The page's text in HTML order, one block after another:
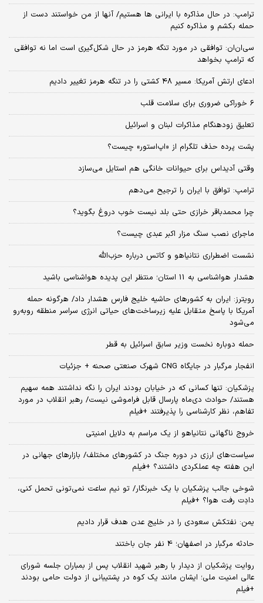
ترامپ: در حال مذاکره با ایرانی ها هستیم/ آنها از من خواستند دست از
حمله بکشم و مذاکره کنیم
سی‌ان‌ان: توافقی در مورد تنگه هرمز در حال شکل‌گیری است اما نه توافقی
که ترامپ بخواهد
ادعای ارتش آمریکا: مسیر ۴۸ کشتی را در تنگه هرمز تغییر دادیم
6 خوراکی ضروری برای سلامت قلب
تعلیق زودهنگام مذاکرات لبنان و اسرائیل
پشت پرده حذف تلگرام از «اپ‌استور» چیست؟
وقتی آدیداس برای حیوانات خانگی هم استایل می‌سازد
ترامپ: توافق با ایران را ترجیح می‌دهم
چرا محمدباقر خرازی حتی بلد نیست خوب دروغ بگوید؟
ماجرای نصب سنگ مزار اکبر عبدی چیست؟
نشست اضطراری نتانیاهو و کاتس درباره حزب‌الله
هشدار هواشناسی به 11 استان؛ منتظر این پدیده هواشناسی باشید
رویترز: ایران به کشورهای حاشیه خلیج فارس هشدار داد/ هرگونه حمله
آمریکا با پاسخ متقابل علیه زیرساخت‌های حیاتی انرژی سراسر منطقه روبه‌رو
می‌شود
حمله دوباره نخست وزیر سابق اسرائیل به قطر
انفجار مرگبار در جایگاه CNG شهرک صنعتی صحنه + جزئیات
پزشکیان: تنها کسانی که در خیابان بودند ایران را نگه نداشتند همه سهیم
هستند/ حوادث دی‌ماه پارسال قابل فراموشی نیست/ رهبر انقلاب در مورد
تفاهم، نظر کارشناسی را پذیرفتند +فیلم
خروج ناگهانی نتانیاهو از یک مراسم به دلایل امنیتی
سیاست‌های ارزی در دوره جنگ در کشورهای مختلف/ بازارهای جهانی در
این هفته چه عملکردی داشتند؟ +فیلم
شوخی جالب پزشکیان با یک خبرنگار/ تو نیم ساعت نمی‌تونی تحمل کنی،
دادِت رفت هوا؟ +فیلم
یمن: نفتکش سعودی را در خلیج عدن هدف قرار دادیم
حادثه مرگبار در اصفهان؛ 4 نفر جان باختند
روایت پزشکیان از دیدار با رهبر شهید انقلاب پس از بمباران جلسه شورای
عالی امنیت ملی؛ ایشان مانند یک کوه در پشتیبانی از دولت حامی بودند
+فیلم